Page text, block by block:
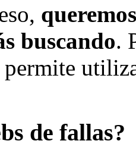
buscando.
permite
de fallas?